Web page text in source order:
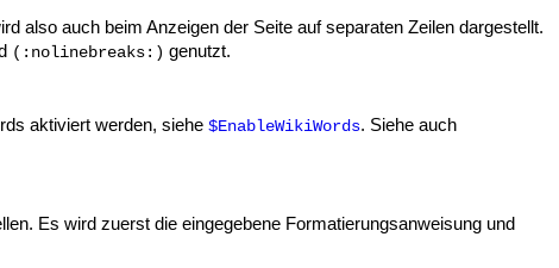
also auch beim Anzeigen der Seite auf separaten Zeilen dargestellt.
(:nolinebreaks:) genutzt.
aktiviert werden, siehe $EnableWikiWords. Siehe auch
Es wird zuerst die eingegebene Formatierungsanweisung und